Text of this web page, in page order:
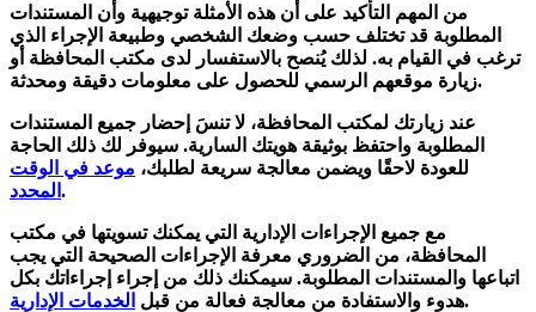
من المهم التأكيد على أن هذه الأمثلة توجيهية وأن المستندات
المطلوبة قد تختلف حسب وضعك الشخصي وطبيعة الإجراء الذي
ترغب في القيام به. لذلك يُنصح بالاستفسار لدى مكتب المحافظة أو
زيارة موقعهم الرسمي للحصول على معلومات دقيقة ومحدثة.
عند زيارتك لمكتب المحافظة، لا تنسَ إحضار جميع المستندات
المطلوبة واحتفظ بوثيقة هويتك السارية. سيوفر لك ذلك الحاجة
للعودة لاحقًا ويضمن معالجة سريعة لطلبك، موعد في الوقت
المحدد .
مع جميع الإجراءات الإدارية التي يمكنك تسويتها في مكتب
المحافظة، من الضروري معرفة الإجراءات الصحيحة التي يجب
اتباعها و المستندات المطلوبة. سيمكنك ذلك من إجراء إجراءاتك بكل
هدوء والاستفادة من معالجة فعالة من قبل الخدمات الإدارية .